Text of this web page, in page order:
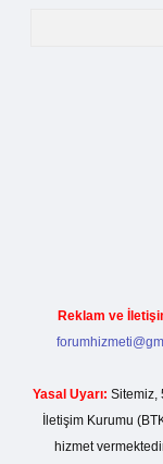
Reklam ve
Yasal Uyarı: Sitemiz,
İletişim Kurumu
hizmet